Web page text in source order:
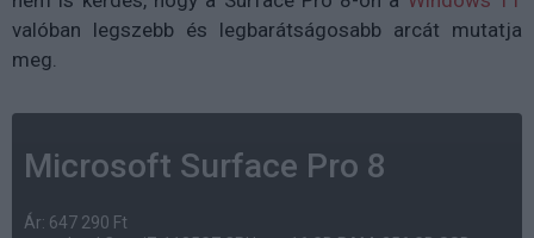
valóban legszebb és legbarátságosabb arcát mutatja
meg.
Microsoft Surface Pro 8
Ár: 647 290 Ft